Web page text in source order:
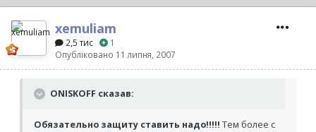
xemuliam
2,5 тис
1
Опубліковано 11 липня, 2007
ONISKOFF сказав:
Обязательно защиту ставить надо!!!!! Тем более с